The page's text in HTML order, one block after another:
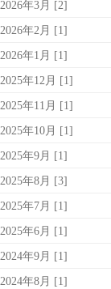
2026年3月 [2]
2026年2月 [1]
2026年1月 [1]
2025年12月 [1]
2025年11月 [1]
2025年10月 [1]
2025年9月 [1]
2025年8月 [3]
2025年7月 [1]
2025年6月 [1]
2024年9月 [1]
2024年8月 [1]